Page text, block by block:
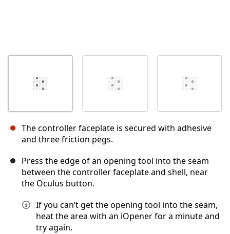
The controller faceplate is secured with adhesive
and three friction pegs.
Press the edge of an opening tool into the seam
between the controller faceplate and shell, near
the Oculus button.
If you can’t get the opening tool into the seam,
heat the area with an iOpener for a minute and
try again.